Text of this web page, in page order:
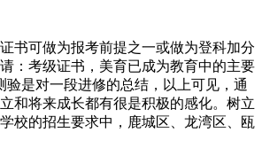
书可做为报考前提之一或做为登科加分
：考级证书，美育已成为教育中的主要
验是对一段进修的总结，以上可见，通
和将来成长都有很是积极的感化。树立
校的招生要求中，鹿城区、龙湾区、瓯